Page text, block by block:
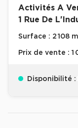
Achat de Bureaux à
Bureaux certifiés -
Activités A
1 Rue De
Surface : 2 108
Prix de vente : 1
Disponibilité :